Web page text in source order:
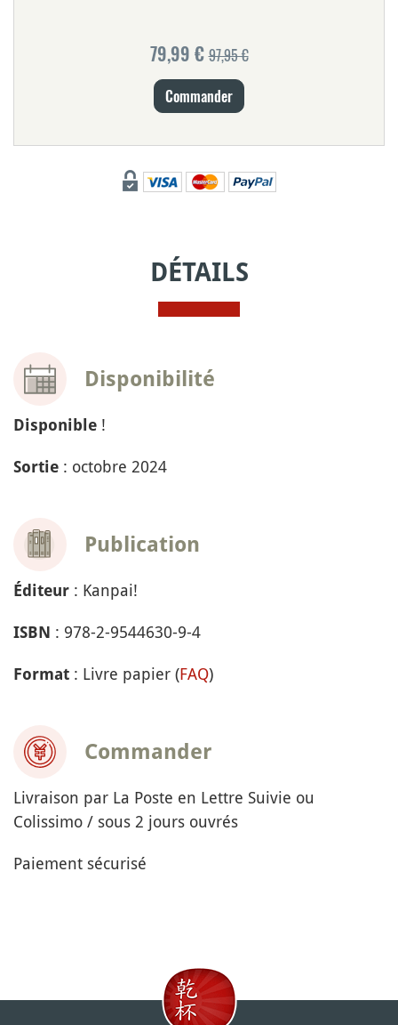
79,99 €97,95 €
Commander
DÉTAILS
Disponibilité
Disponible !
Sortie : octobre 2024
Publication
Éditeur : Kanpai!
ISBN : 978-2-9544630-9-4
Format : Livre papier (FAQ)
Commander
Livraison par La Poste en Lettre Suivie ou
Colissimo / sous 2 jours ouvrés
Paiement sécurisé